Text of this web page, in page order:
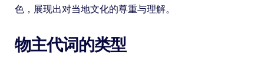
色，展现出对当地文化的尊重与理解。
物主代词的类型